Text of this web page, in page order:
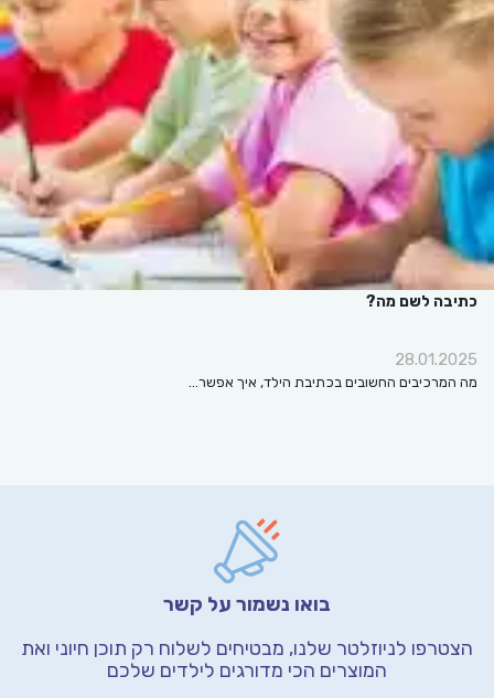
כתיבה לשם מה?
28.01.2025
מה המרכיבים החשובים בכתיבת הילד, איך אפשר…
בואו נשמור על קשר
הצטרפו לניוזלטר שלנו, מבטיחים לשלוח רק תוכן חיוני ואת
המוצרים הכי מדורגים לילדים שלכם